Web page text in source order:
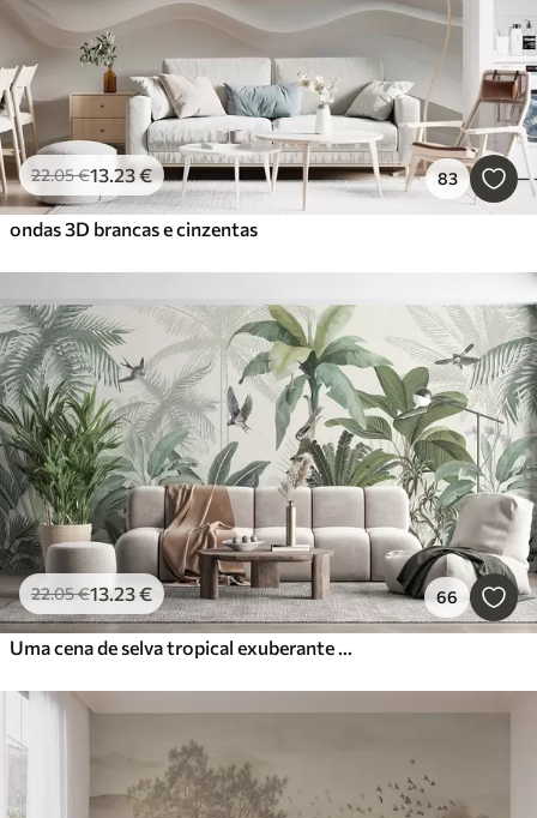
22.05€13 .23€ 83
ondas 3D brancas e cinzentas
22.05€13.23€ 66
Uma cena de selva tropical exuberante com várias palmeiras, folhas grandes e flores coloridas em primeiro plano